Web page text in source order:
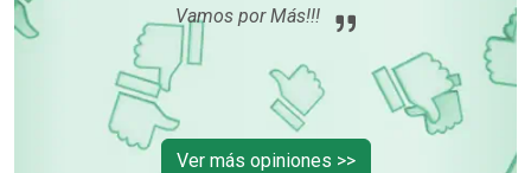
Vamos por Más!!!
Ver más opiniones >>